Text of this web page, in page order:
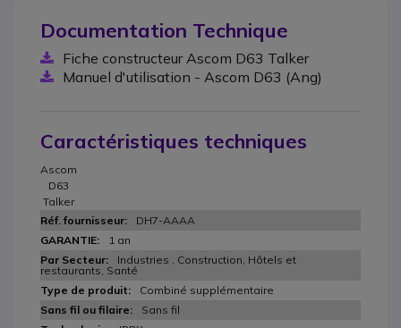
Documentation Technique
Fiche constructeur Ascom D63 Talker
Manuel d'utilisation - Ascom D63 (Ang)
Caractéristiques techniques
Ascom
D63
Talker
DH7-AAAA
1 an
Industries , Construction, Hôtels et
restaurants, Santé
Combiné supplémentaire
Sans fil